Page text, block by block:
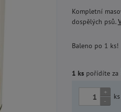
Kompletní
dospělých psů.
Baleno po 1 ks!
1 kspořídíte za
+
-
ks